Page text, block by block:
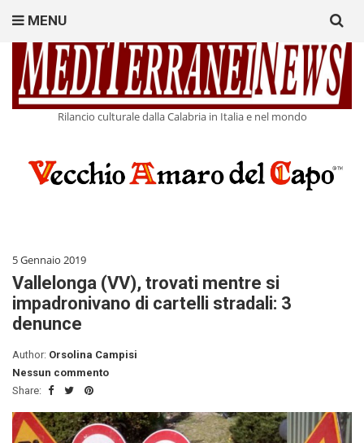
Rilancio culturale dalla Calabria in Italia e nel mondo
MENU
for:
5 Gennaio 2019
Vallelonga (VV), trovati mentre si
impadronivano di cartelli stradali: 3
denunce
Author: Orsolina Campisi
Nessun commento
Share: